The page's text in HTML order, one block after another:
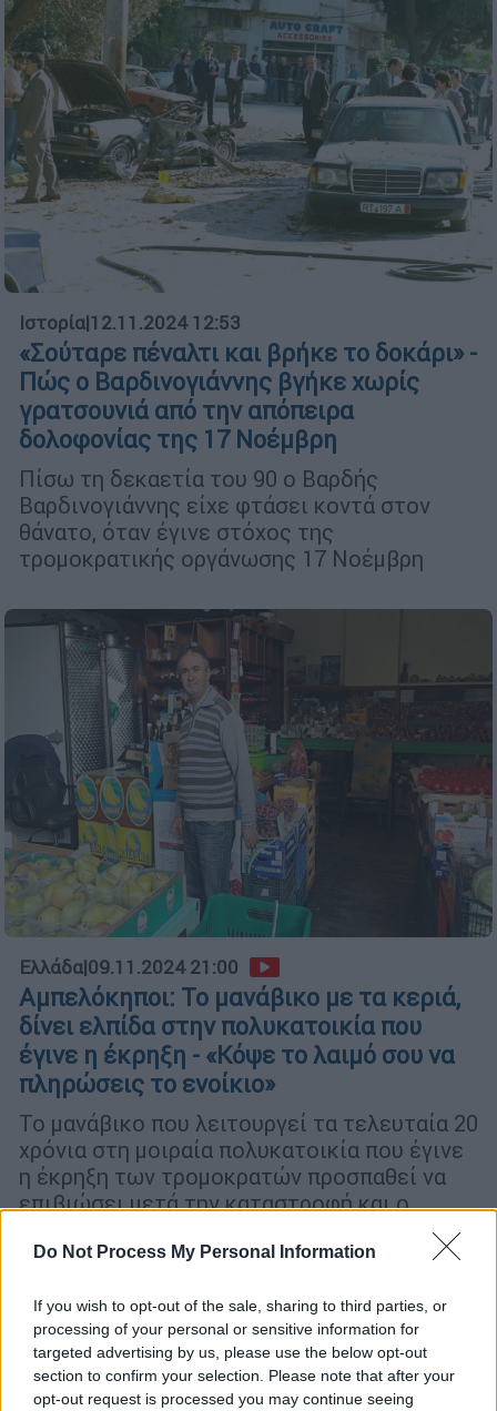
Do Not Process My Personal Information
If you wish to opt-out of the sale, sharing to third parties, or
processing of your personal or sensitive information for
targeted advertising by us, please use the below opt-out
section to confirm your selection. Please note that after your
opt-out request is processed you may continue seeing
Ιστορία|12.11.2024 12:53
«Σούταρε πέναλτι και βρήκε το δοκάρι» -
Πώς ο Βαρδινογιάννης βγήκε χωρίς
γρατσουνιά από την απόπειρα
δολοφονίας της 17 Νοέμβρη
Πίσω τη δεκαετία του 90 ο Βαρδής
Βαρδινογιάννης είχε φτάσει κοντά στον
θάνατο, όταν έγινε στόχος της
τρομοκρατικής οργάνωσης 17 Νοέμβρη
Ελλάδα|09.11.2024 21:00
Αμπελόκηποι: Το μανάβικο με τα κεριά,
δίνει ελπίδα στην πολυκατοικία που
έγινε η έκρηξη - «Κόψε το λαιμό σου να
πληρώσεις το ενοίκιο»
Το μανάβικο που λειτουργεί τα τελευταία 20
χρόνια στη μοιραία πολυκατοικία που έγινε
η έκρηξη των τρομοκρατών προσπαθεί να
επιβιώσει μετά την καταστροφή και ο
κύριος Κώστας δίνει μαθήματα δύναμης και
αισιοδοξίας σε όλη τη γειτονιά ακόμα και